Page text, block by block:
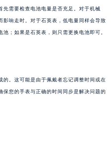
先需要检查电池电量是否充足。对于机械
影响走时。对于石英表，低电量同样会导致
；如果是石英表，则只需更换电池即可。
的。这可能是由于佩戴者忘记调整时间或在
保您的手表与正确的时间同步是解决问题的